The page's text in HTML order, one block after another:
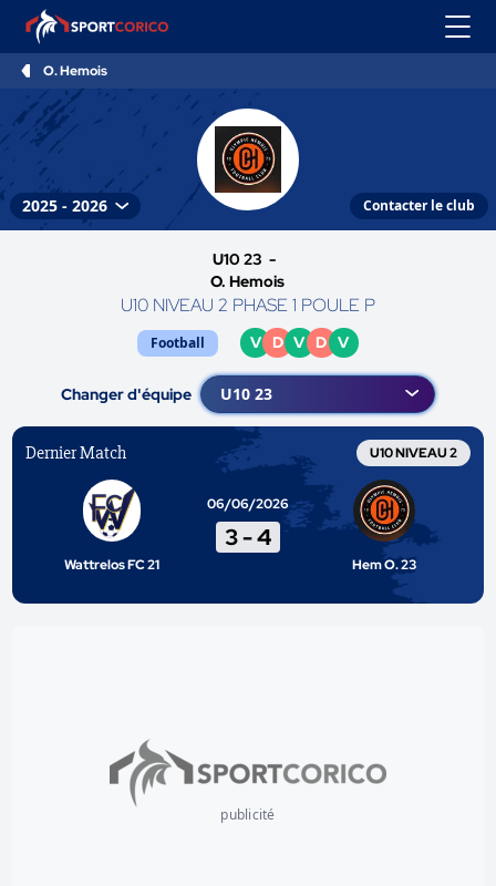
O. Hemois
Contacter le club
U10 23 -
O. Hemois
U10 NIVEAU 2 PHASE 1 POULE P
Football V D V D V
Changer d'équipe
Dernier Match U10 NIVEAU 2
Wattrelos FC 21
06/06/2026
3-4
Hem O. 23
publicité